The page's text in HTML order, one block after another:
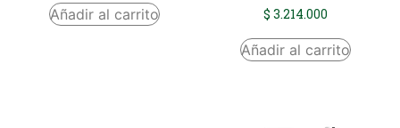
Añadir al carrito $ 3.214.000
Añadir al carrito